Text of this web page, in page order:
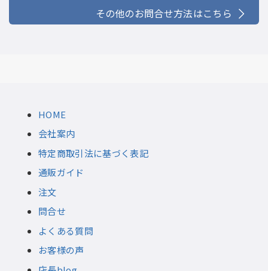
その他のお問合せ方法はこちら
HOME
会社案内
特定商取引法に基づく表記
通販ガイド
注文
問合せ
よくある質問
お客様の声